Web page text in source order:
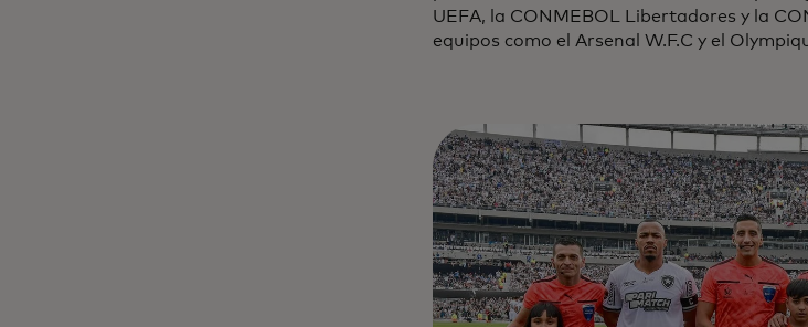
UEFA, la CONMEBOL Libertadores y la
equipos como el Arsenal W.F.C y el